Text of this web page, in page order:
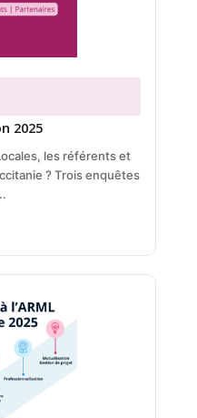
2025
les référents et
? Trois enquêtes